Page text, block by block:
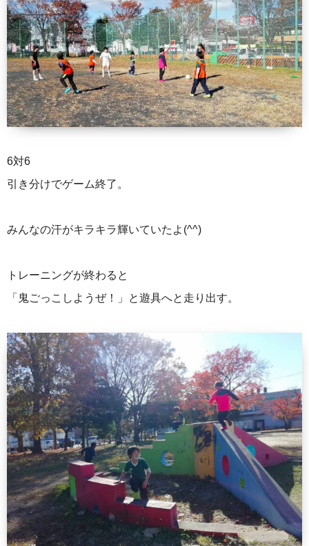
6対6
引き分けでゲーム終了。
みんなの汗がキラキラ輝いていたよ(^^)
トレーニングが終わると
「鬼ごっこしようぜ！」と遊具へと走り出す。